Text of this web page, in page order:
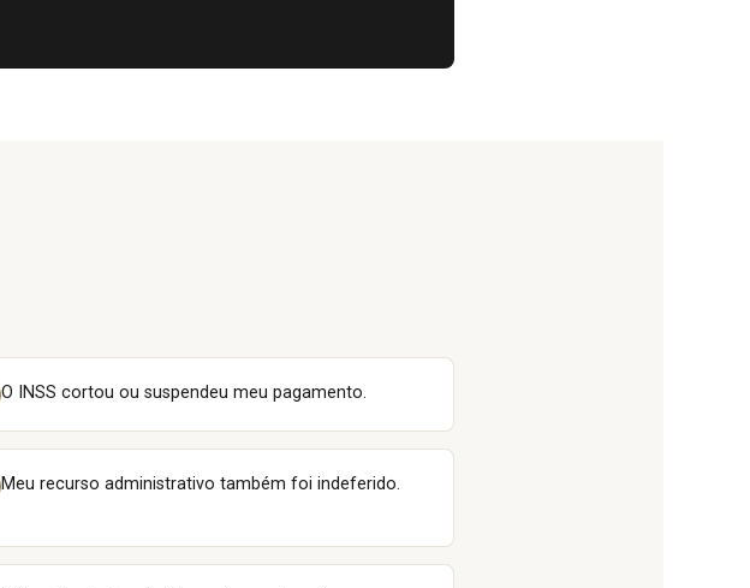
O INSS cortou ou suspendeu meu pagamento.
Meu recurso administrativo também foi indeferido.